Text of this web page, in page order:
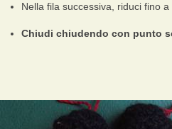
Nella fila successiva, riduci fino
Chiudi chiudendo con punto